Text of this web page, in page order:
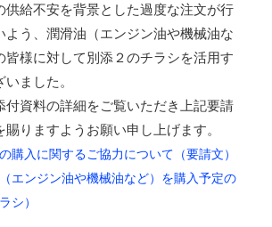
供給不安を背景とした過度な注文が行
よう、潤滑油（エンジン油や機械油な
皆様に対して別添２のチラシを活用す
ました。
付資料の詳細をご覧いただき上記要請
りますようお願い申し上げます。
入に関するご協力について（要請文）
エンジン油や機械油など）を購入予定の
シ）